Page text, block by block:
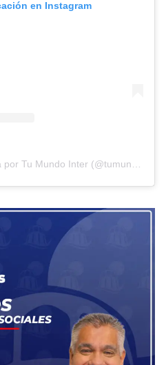
en Instagram
Tu Mundo Inter (@tumundointer)